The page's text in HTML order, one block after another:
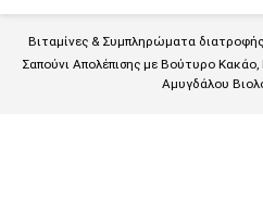
Βιταμίνες & Συμπληρώματα διατροφής
Σαπούνι Απολέπισης με Βούτυρο
Αμυγδάλου